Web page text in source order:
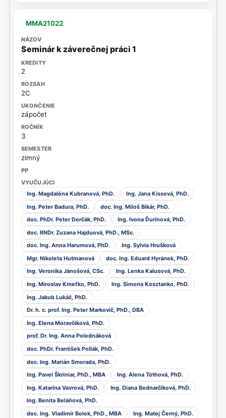
MMA21022
Seminár k záverečnej práci 1
2
2C
zápočet
3
zimný
Ing. Magdaléna Kubranová, PhD.
Ing. Jana Kissová, PhD.
Ing. Peter Badura, PhD.
doc. Ing. Miloš Bikár, PhD.
doc. PhDr. Peter Dorčák, PhD.
Ing. Ivona Ďurinová, PhD.
doc. RNDr. Zuzana Hajduová, PhD., MSc.
doc. Ing. Anna Harumová, PhD.
Ing. Sylvia Hrušková
Mgr. Nikoleta Hutmanová
doc. Ing. Eduard Hyránek, PhD.
Ing. Veronika Jánošová, CSc.
Ing. Lenka Kalusová, PhD.
Ing. Miroslav Kmeťko, PhD.
Ing. Simona Kosztanko, PhD.
Ing. Jakub Lukáč, PhD.
Dr. h. c. prof. Ing. Peter Markovič, PhD., DBA
Ing. Elena Moravčíková, PhD.
prof. Dr. Ing. Anna Polednáková
doc. PhDr. František Pollák, PhD.
doc. Ing. Marián Smorada, PhD.
Ing. Pavel Škriniar, PhD., MBA
Ing. Alena Tóthová, PhD.
Ing. Katarína Vavrová, PhD.
Ing. Diana Bednarčíková, PhD.
Ing. Benita Beláňová, PhD.
doc. Ing. Vladimír Bolek, PhD., MBA
Ing. Matej Černý, PhD.